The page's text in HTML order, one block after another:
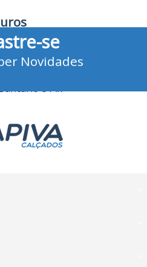
Crédito
e Pix
se
Novidades